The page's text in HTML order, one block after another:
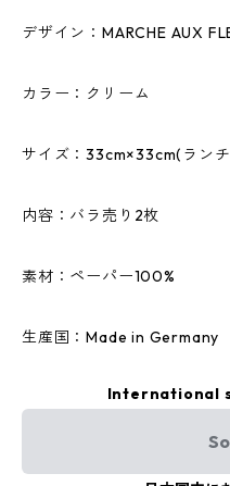
デザイン：MARCHE AUX
カラー：クリーム
サイズ：33cm×33cm(ラン
内容：バラ売り2枚
素材：ペーパー100%
生産国：Made in Germany
International